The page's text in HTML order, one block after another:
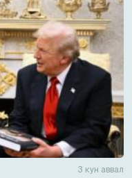
3 кун аввал